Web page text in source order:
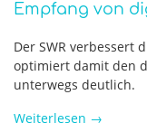
Empfang von
Der SWR verbessert
optimiert damit den
unterwegs deutlich.
Weiterlesen →